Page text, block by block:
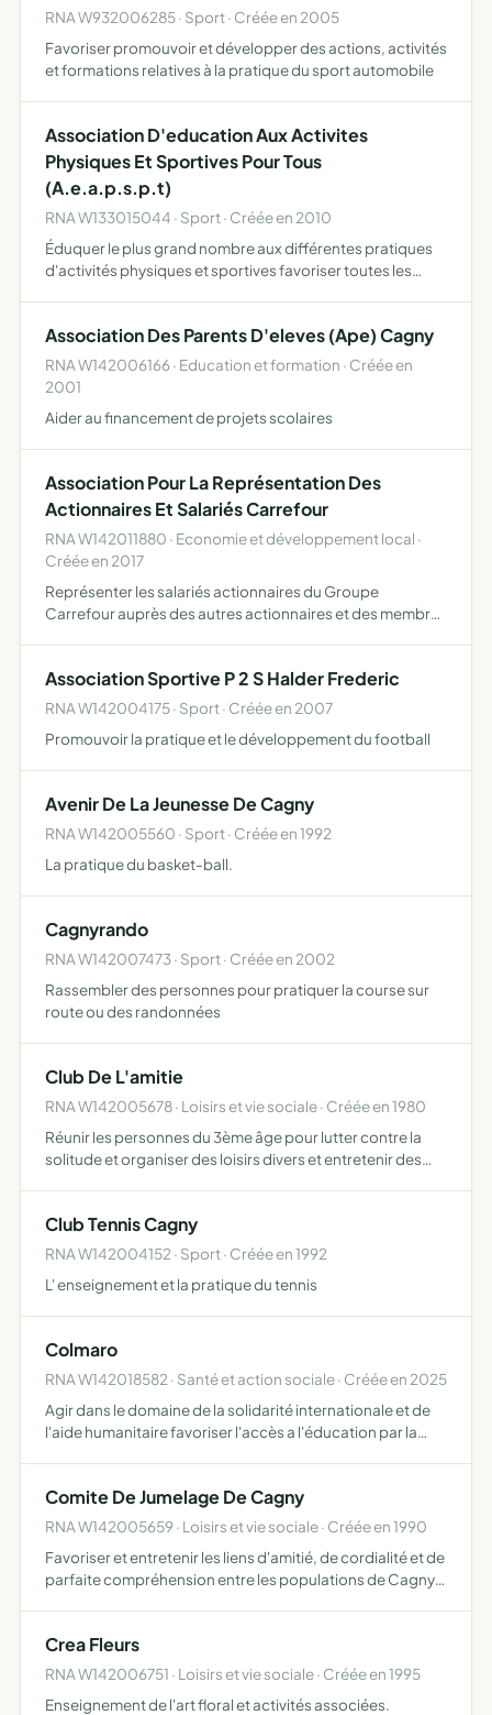
RNA W932006285 · Sport · Créée en 2005
Favoriser promouvoir et développer des actions, activités
et formations relatives à la pratique du sport automobile
Association D'education Aux Activites
Physiques Et Sportives Pour Tous
(A.e.a.p.s.p.t)
RNA W133015044 · Sport · Créée en 2010
Éduquer le plus grand nombre aux différentes pratiques
d'activités physiques et sportives favoriser toutes les
Association Des Parents D'eleves (Ape) Cagny
RNA W142006166 · Education et formation · Créée en
2001
Aider au financement de projets scolaires
Association Pour La Représentation Des
Actionnaires Et Salariés Carrefour
RNA W142011880 · Economie et développement local ·
Créée en 2017
Représenter les salariés actionnaires du Groupe
Carrefour auprès des autres actionnaires et des membres
Association Sportive P 2 S Halder Frederic
RNA W142004175 · Sport · Créée en 2007
Promouvoir la pratique et le développement du football
Avenir De La Jeunesse De Cagny
RNA W142005560 · Sport · Créée en 1992
La pratique du basket-ball.
Cagnyrando
RNA W142007473 · Sport · Créée en 2002
Rassembler des personnes pour pratiquer la course sur
route ou des randonnées
Club De L'amitie
RNA W142005678 · Loisirs et vie sociale · Créée en 1980
Réunir les personnes du 3ème âge pour lutter contre la
solitude et organiser des loisirs divers et entretenir des
Club Tennis Cagny
RNA W142004152 · Sport · Créée en 1992
L' enseignement et la pratique du tennis
Colmaro
RNA W142018582 · Santé et action sociale · Créée en 2025
Agir dans le domaine de la solidarité internationale et de
l'aide humanitaire favoriser l'accès a l'éducation par la
Comite De Jumelage De Cagny
RNA W142005659 · Loisirs et vie sociale · Créée en 1990
Favoriser et entretenir les liens d'amitié, de cordialité et de
parfaite compréhension entre les populations de Cagny
Crea Fleurs
RNA W142006751 · Loisirs et vie sociale · Créée en 1995
Enseignement de l'art floral et activités associées.